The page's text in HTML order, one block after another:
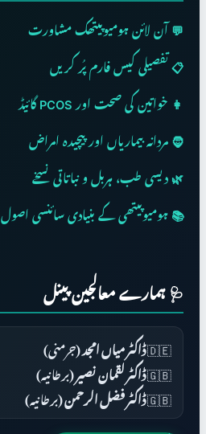
💬 آن لائن ہومیوپیتھک مشاورت
📋 تفصیلی کیس فارم پُر کریں
👩 خواتین کی صحت اور PCOS گائیڈ
🧔 مردانہ بیماریاں اور پیچیدہ امراض
🌿 دیسی طب، ہربل و نباتاتی نسخے
📚 ہومیوپیتھی کے بنیادی سائنسی اصول
🩺 ہمارے معالجین پینل
🇩🇪ڈاکٹر میاں امجد(جرمنی)
🇬🇧ڈاکٹر لقمان نصیر(برطانیہ)
🇬🇧ڈاکٹر فضل الرحمن(برطانیہ)